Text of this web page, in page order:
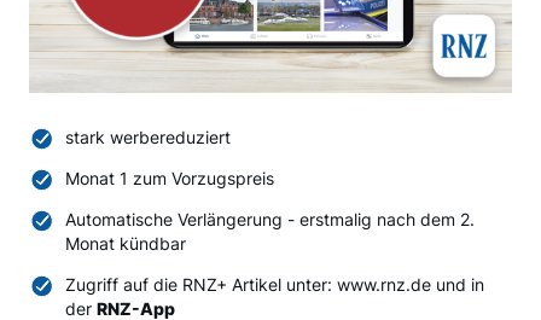
stark werbereduziert
Monat 1 zum Vorzugspreis
Automatische Verlängerung - erstmalig nach dem 2.
Monat kündbar
Zugriff auf die RNZ+ Artikel unter: www.rnz.de und in
der RNZ-App